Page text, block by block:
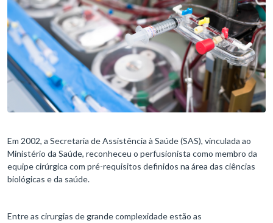
Em 2002, a Secretaria de Assistência à Saúde (SAS), vinculada ao
Ministério da Saúde, reconheceu o perfusionista como membro da
equipe cirúrgica com pré-requisitos definidos na área das ciências
biológicas e da saúde.
Entre as cirurgias de grande complexidade estão as